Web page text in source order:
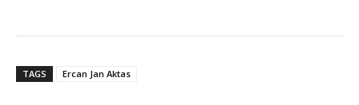
TAGS Ercan Jan Aktas